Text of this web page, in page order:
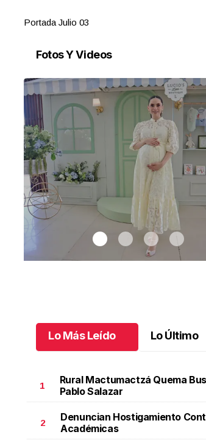
Portada Julio 03
Fotos Y Videos
Lucio, un bebé muy deseado.Lucio, un
deseado
Lo Más Leído Lo Último
1
Rural Mactumactzá Quema
Pablo Salazar
2
Denuncian Hostigamiento
Académicas